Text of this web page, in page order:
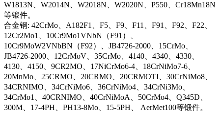
W1813N、W2014N、W2018N、W2020N、P550、Cr18Mn18N
等锻件。
合金钢: 42CrMo、A182F1、F5、F9、F11、F91、F92、F22、
12Cr2Mo1、10Cr9Mo1VNbN（F91）、
10Cr9MoW2VNbBN（F92）、JB4726-2000、15CrMo、
JB4726-2000、12CrMoV、35CrMo、4140、4340、4330、
4130、4150、9CR2MO、17NiCrMo6-4、18CrNiMo7-6、
20MnMo、25CRMO、20CRMO、20CRMOTI、30CrNiMo8、
34CRNIMO、34CrNiMo6、36CrNiMo4、34CrNi3Mo、
34CrMo1、40CRNIMO、40CrNiMoA、50CrMo4、Q345D、
300M、17-4PH、PH13-8Mo、15-5PH、 AerMet100等锻件。